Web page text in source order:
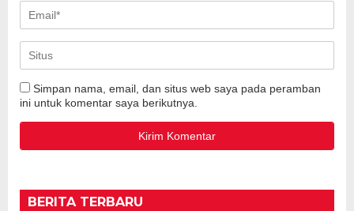
Simpan nama, email, dan situs web saya pada peramban
ini untuk komentar saya berikutnya.
BERITA TERBARU